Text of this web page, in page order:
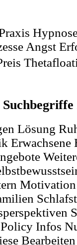
Angst
Suchbegriffe
Lösung
Erwachsene
Infos